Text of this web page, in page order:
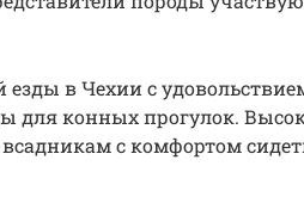
езды в Чехии с
для конных прогулок.
с комфортом